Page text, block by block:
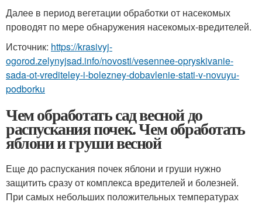
Далее в период вегетации обработки от насекомых
проводят по мере обнаружения насекомых-вредителей.
Источник: https://krasivyj-
ogorod.zelynyjsad.info/novosti/vesennee-opryskivanie-
sada-ot-vrediteley-i-bolezney-dobavlenie-stati-v-novuyu-
podborku
Чем обработать сад весной до
распускания почек. Чем обработать
яблони и груши весной
Еще до распускания почек яблони и груши нужно
защитить сразу от комплекса вредителей и болезней.
При самых небольших положительных температурах